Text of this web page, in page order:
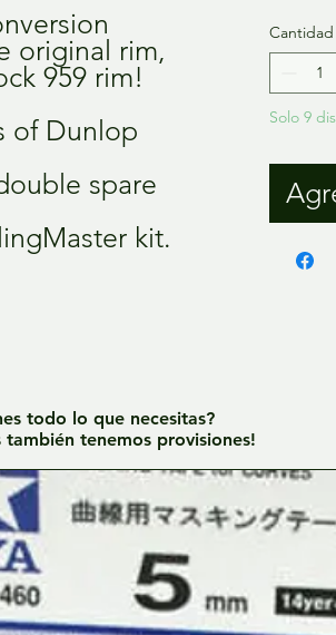
original rim,
959 rim!
of Dunlop
spare
kit.
Cantidad
Solo 9
todo lo que necesitas?
también tenemos provisiones!